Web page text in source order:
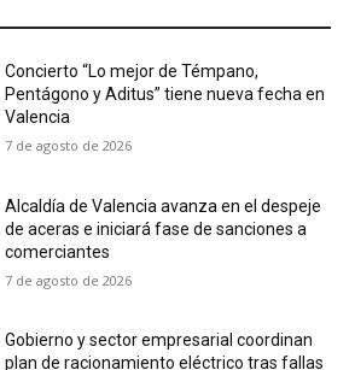
Concierto “Lo mejor de Témpano,
Pentágono y Aditus” tiene nueva fecha en
Valencia
7 de agosto de 2026
Alcaldía de Valencia avanza en el despeje
de aceras e iniciará fase de sanciones a
comerciantes
7 de agosto de 2026
Gobierno y sector empresarial coordinan
plan de racionamiento eléctrico tras fallas